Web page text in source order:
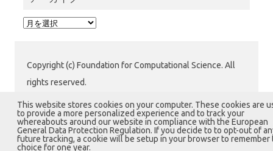
ア
ブ
Copyright (c) Foundation for Computational Science. All
rights reserved.
公益財団法人 計算科学振興財団 (FOCUS) 運用グループ
〒650-0047 兵庫県神戸市中央区港島南町7-1-28 計算科
学センタービル1階
This website stores cookies on your computer. These cookies are
to provide a more personalized experience and to track your
whereabouts around our website in compliance with the European
General Data Protection Regulation. If you decide to to opt-out of
future tracking, a cookie will be setup in your browser to remember
choice for one year.